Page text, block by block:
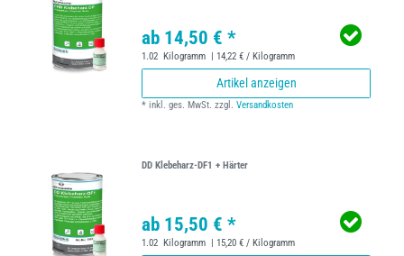
ab 14,50 € *
1.02 Kilogramm | 14,22 € / Kilogramm
Artikel anzeigen
*inkl. ges. MwSt. zzgl.Versandkosten
DD Klebeharz-DF1 + Härter
ab 15,50 € *
1.02 Kilogramm | 15,20 € / Kilogramm